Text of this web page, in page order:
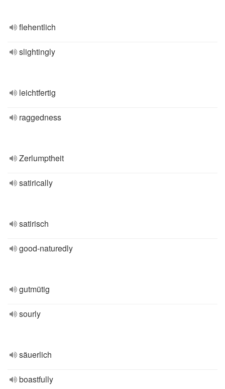
flehentlich
slightingly
leichtfertig
raggedness
Zerlumptheit
satirically
satirisch
good-naturedly
gutmütig
sourly
säuerlich
boastfully